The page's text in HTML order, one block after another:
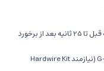
فعال‌سازی خودکار با G-Sensor (نیازمند Hardwire Kit